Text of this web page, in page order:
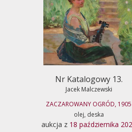
Nr Katalogowy 13.
Jacek Malczewski
ZACZAROWANY OGRÓD, 1905
olej, deska
aukcja z 18 października